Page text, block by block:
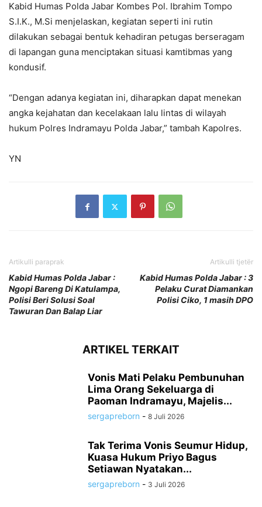
Kabid Humas Polda Jabar Kombes Pol. Ibrahim Tompo
S.I.K., M.Si menjelaskan, kegiatan seperti ini rutin
dilakukan sebagai bentuk kehadiran petugas berseragam
di lapangan guna menciptakan situasi kamtibmas yang
kondusif.
“Dengan adanya kegiatan ini, diharapkan dapat menekan
angka kejahatan dan kecelakaan lalu lintas di wilayah
hukum Polres Indramayu Polda Jabar,” tambah Kapolres.
YN
Artikulli paraprak
Kabid Humas Polda Jabar :
Ngopi Bareng Di Katulampa,
Polisi Beri Solusi Soal
Tawuran Dan Balap Liar
Artikulli tjetër
Kabid Humas Polda Jabar : 3
Pelaku Curat Diamankan
Polisi Ciko, 1 masih DPO
ARTIKEL TERKAIT
Vonis Mati Pelaku Pembunuhan
Lima Orang Sekeluarga di
Paoman Indramayu, Majelis...
sergapreborn - 8 Juli 2026
Tak Terima Vonis Seumur Hidup,
Kuasa Hukum Priyo Bagus
Setiawan Nyatakan...
sergapreborn - 3 Juli 2026